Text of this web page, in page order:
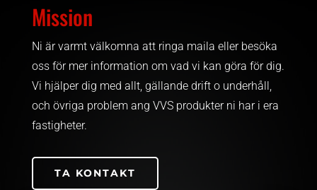
Mission
Ni är varmt välkomna att ringa maila eller besöka
oss för mer information om vad vi kan göra för dig.
Vi hjälper dig med allt, gällande drift o underhåll,
och övriga problem ang VVS produkter ni har i era
fastigheter.
TA KONTAKT